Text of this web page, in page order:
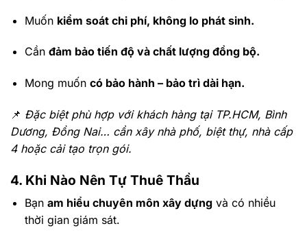
Muốn kiểm soát chi phí, không lo phát sinh.
Cần đảm bảo tiến độ và chất lượng đồng bộ.
Mong muốn có bảo hành – bảo trì dài hạn.
📌 Đặc biệt phù hợp với khách hàng tại TP.HCM, Bình
Dương, Đồng Nai… cần xây nhà phố, biệt thự, nhà cấp
4 hoặc cải tạo trọn gói.
4. Khi Nào Nên Tự Thuê Thầu
Bạn am hiểu chuyên môn xây dựngvà có nhiều
thời gian giám sát.